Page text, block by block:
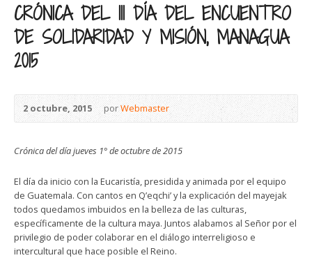
CRÓNICA DEL III DÍA DEL ENCUENTRO
DE SOLIDARIDAD Y MISIÓN, MANAGUA
2015
2 octubre, 2015 porWebmaster
Crónica del día jueves 1° de octubre de 2015
El día da inicio con la Eucaristía, presidida y animada por el equipo
de Guatemala. Con cantos en Q’eqchi’ y la explicación del mayejak
todos quedamos imbuidos en la belleza de las culturas,
específicamente de la cultura maya. Juntos alabamos al Señor por el
privilegio de poder colaborar en el diálogo interreligioso e
intercultural que hace posible el Reino.